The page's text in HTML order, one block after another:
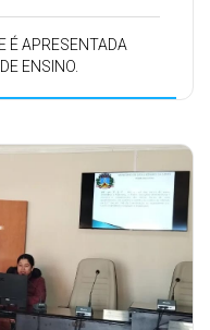
É APRESENTADA
ENSINO.